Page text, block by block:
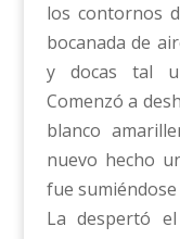
los contornos
bocanada de
y docas tal
Comenzó a
blanco
nuevo hecho
fue
La despertó